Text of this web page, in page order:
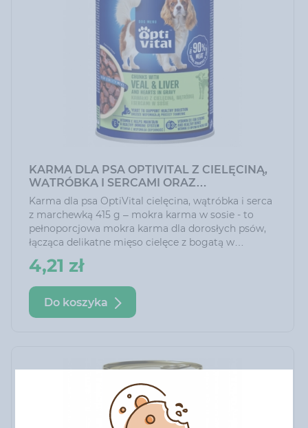
KARMA DLA PSA OPTIVITAL Z CIELĘCINĄ,
WĄTRÓBKĄ I SERCAMI ORAZ
MARCHEWKĄ W SOSIE 415 G
Karma dla psa OptiVital cielęcina, wątróbka i serca
z marchewką 415 g – mokra karma w sosie - to
pełnoporcjowa mokra karma dla dorosłych psów,
łącząca delikatne mięso cielęce z bogatą w
składniki odżywcze wątróbką i sercami. Dodatek
marchewki dostarcza naturalnych witamin i
błonnika wspierającego trawienie.
4,21 zł
Do koszyka